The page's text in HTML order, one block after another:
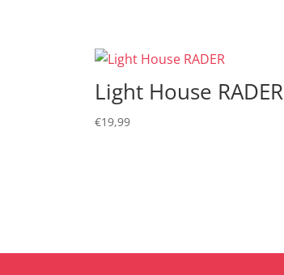
Light House RADER
€19,99